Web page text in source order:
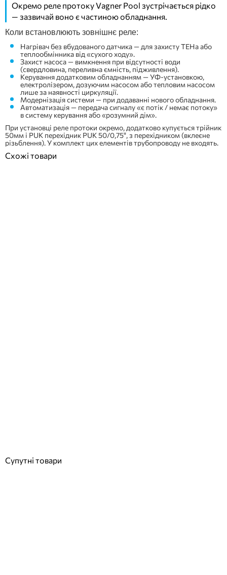
Окремо реле протоку Vagner Pool зустрічається рідко
— зазвичай воно є частиною обладнання.
Коли встановлюють зовнішнє реле:
Нагрівач без вбудованого датчика — для захисту ТЕНа або
теплообмінника від «сухого ходу».
Захист насоса — вимкнення при відсутності води
(свердловина, переливна ємність, підживлення).
Керування додатковим обладнанням — УФ-установкою,
електролізером, дозуючим насосом або тепловим насосом
лише за наявності циркуляції.
Модернізація системи — при додаванні нового обладнання.
Автоматизація — передача сигналу «є потік / немає потоку»
в систему керування або «розумний дім».
При установці реле протоки окремо, додатково купується трійник
50мм і PUK перехідник PUK 50/0,75", з перехідником (вклеєне
різьблення). У комплект цих елементів трубопроводу не входять.
Схожі товари
Супутні товари